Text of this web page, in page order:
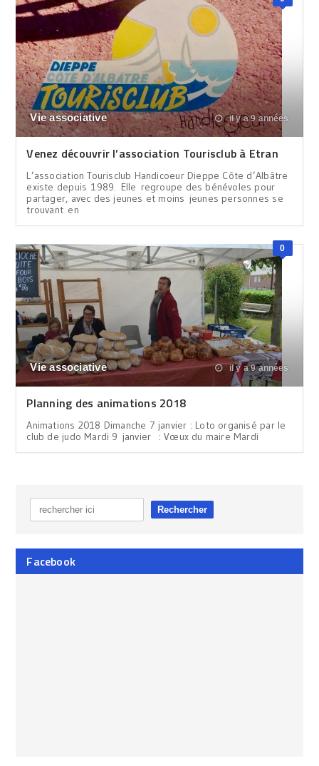
Vie associative il y a 9 années
Venez découvrir l’association Tourisclub à Etran
L’association Tourisclub Handicoeur Dieppe Côte d’Albâtre
existe depuis 1989. Elle regroupe des bénévoles pour
partager, avec des jeunes et moins jeunes personnes se
trouvant en
0
Vie associative il y a 9 années
Planning des animations 2018
Animations 2018 Dimanche 7 janvier : Loto organisé par le
club de judo Mardi 9 janvier : Vœux du maire Mardi
Facebook